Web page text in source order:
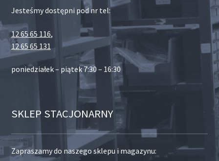
Jesteśmy dostępni pod nr tel:
12 65 65 116,
12 65 65 131
poniedziałek – piątek 7:30 – 16:30
SKLEP STACJONARNY
Zapraszamy do naszego sklepu i magazynu: